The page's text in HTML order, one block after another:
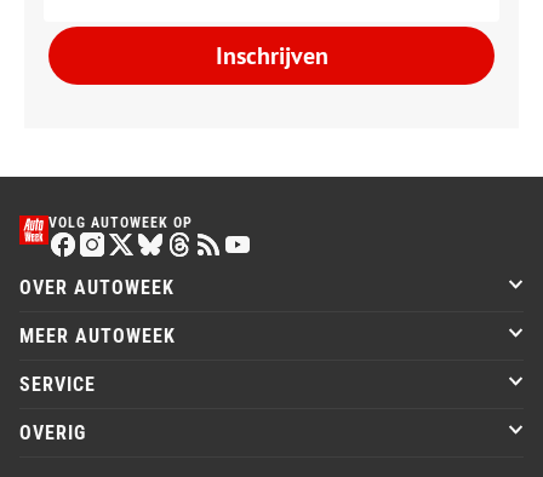
Inschrijven
VOLG AUTOWEEK OP
OVER AUTOWEEK
MEER AUTOWEEK
SERVICE
OVERIG